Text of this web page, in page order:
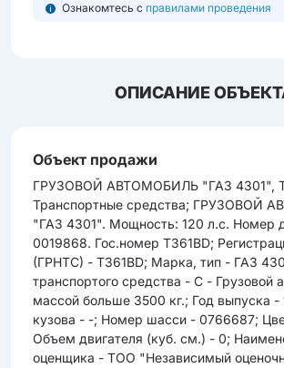
Ознакомтесь с правилами проведения
ОПИСАНИЕ
Объект продажи
ГРУЗОВОЙ АВТОМОБИЛЬ "ГАЗ 4301",
Транспортные средства; ГРУЗОВОЙ
"ГАЗ 4301". Мощность: 120 л.с. Номер
0019868. Гос.номер T361BD;
(ГРНТС) - T361BD; Марка, тип - ГАЗ
транcпортого cредcтва - C - Грузовой
маccой больше 3500 кг.; Год выпуcка
кузова - -; Номер шаccи - 0766687;
Объем двигателя (куб. cм.) - 0;
оценщика - ТОО "Независимый